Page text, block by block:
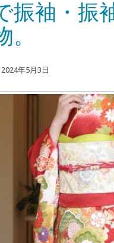
振袖・振
2024年5月3日